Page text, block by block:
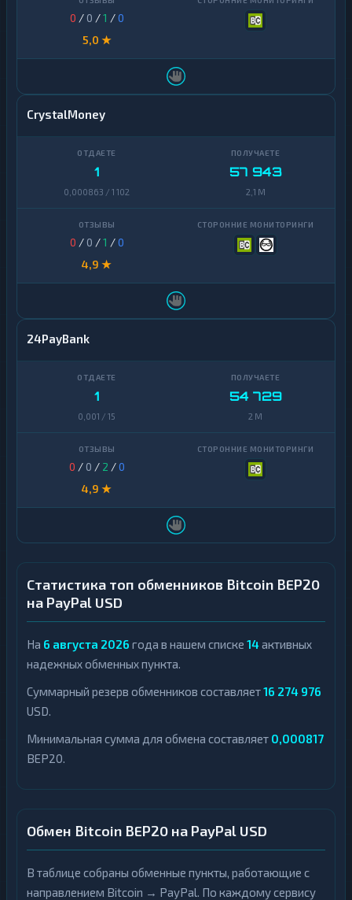
0 / 0 /1 /0
5,0 ★
CrystalMoney
1
0,000863 / 1 102
57 943
2,1 M
0 / 0 /1 /0
4,9 ★
24PayBank
1
0,001 / 15
54 729
2 M
0 / 0 / 2 /0
4,9 ★
Статистика топ обменников Bitcoin BEP20
на PayPal USD
На 6 августа 2026 года в нашем списке 14активных
надежных обменных пункта.
Суммарный резерв обменников составляет16 274 976
USD.
Минимальная сумма для обмена составляет 0,000817
BEP20.
Обмен Bitcoin BEP20 на PayPal USD
В таблице собраны обменные пункты, работающие с
направлением Bitcoin → PayPal. По каждому сервису